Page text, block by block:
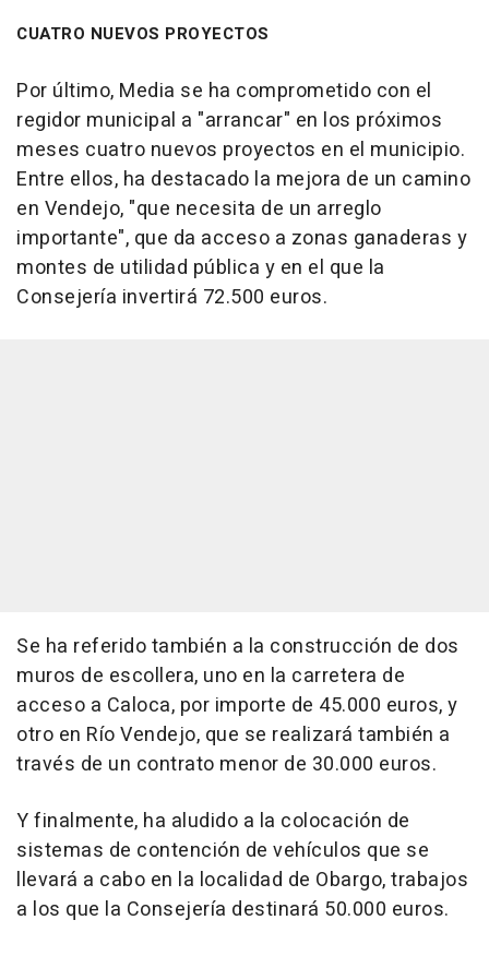
CUATRO NUEVOS PROYECTOS
Por último, Media se ha comprometido con el
regidor municipal a "arrancar" en los próximos
meses cuatro nuevos proyectos en el municipio.
Entre ellos, ha destacado la mejora de un camino
en Vendejo, "que necesita de un arreglo
importante", que da acceso a zonas ganaderas y
montes de utilidad pública y en el que la
Consejería invertirá 72.500 euros.
Se ha referido también a la construcción de dos
muros de escollera, uno en la carretera de
acceso a Caloca, por importe de 45.000 euros, y
otro en Río Vendejo, que se realizará también a
través de un contrato menor de 30.000 euros.
Y finalmente, ha aludido a la colocación de
sistemas de contención de vehículos que se
llevará a cabo en la localidad de Obargo, trabajos
a los que la Consejería destinará 50.000 euros.